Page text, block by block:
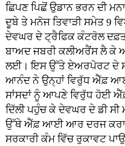
ਛਿਪਣ ਪਿਛੋਂ ਉਡਾਨ ਭਰਨ ਦੀ
ਦੂਬੇ ਤੇ ਮਨੋਜ ਤਿਵਾੜੀ ਸਮੇਤ 9
ਦੇਵਘਰ ਦੇ ਟ੍ਰੈਫਿਕ ਕੰਟਰੋਲ
ਬਾਅਦ ਜਬਰੀ ਕਲੀਅਰੈਂਸ ਲੈ ਕੇ
ਲਈ। ਇਸ ਉੱਤੇ ਏਅਰਪੋਰਟ ਦੇ
ਆਨੰਦ ਨੇ ਉਨ੍ਹਾਂ ਵਿਰੁੱਧ ਐੱਫ਼
ਸਾਂਸਦਾਂ ਨੂੰ ਆਪਣੇ ਵਿਰੁੱਧ ਹੋਈ
ਦਿੱਲੀ ਪਹੁੰਚ ਕੇ ਦੇਵਘਰ ਦੇ ਡੀ
ਉੱਥੇ ਐੱਫ਼ ਆਈ ਆਰ ਦਰਜ
ਸਰਕਾਰੀ ਕੰਮ ਵਿੱਚ ਰੁਕਾਵਟ